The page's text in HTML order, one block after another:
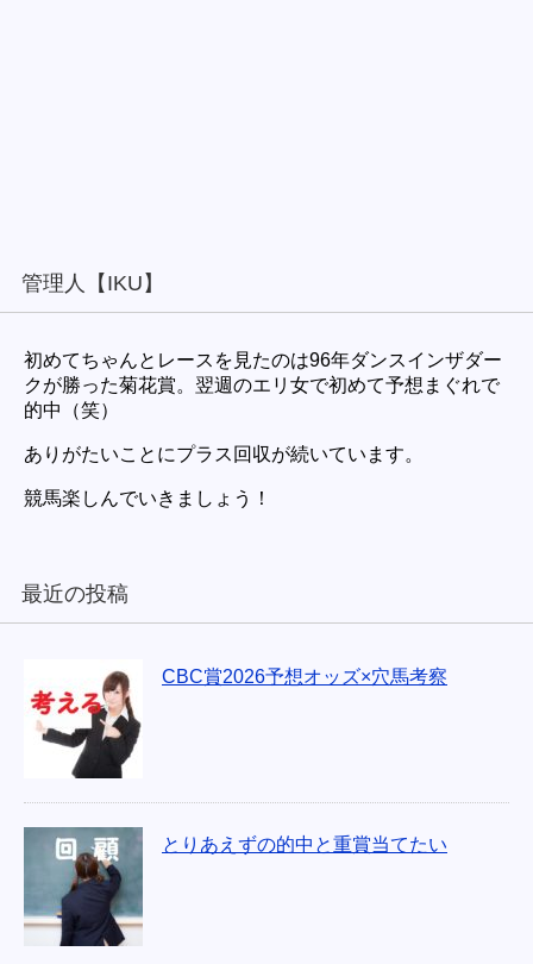
管理人【IKU】
初めてちゃんとレースを見たのは96年ダンスインザダー
クが勝った菊花賞。翌週のエリ女で初めて予想まぐれで
的中（笑）
ありがたいことにプラス回収が続いています。
競馬楽しんでいきましょう！
最近の投稿
CBC賞2026予想オッズ×穴馬考察
とりあえずの的中と重賞当てたい